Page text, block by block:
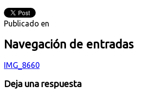
Publicado en
Navegación de entradas
IMG_8660
Deja una respuesta